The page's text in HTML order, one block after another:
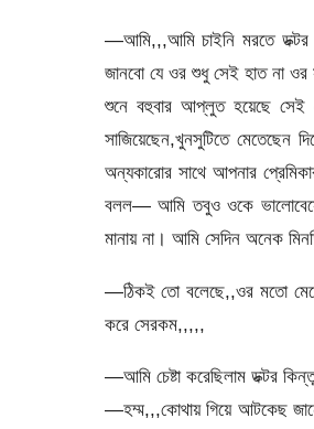
―আমি,,,আমি চাইনি মরতে
জানবো যে ওর শুধু সেই হাত না ওর
শুনে বহুবার আপ্লুত হয়েছে সেই
সাজিয়েছেন,খুনসুটিতে মেতেছেন
অন্যকারোর সাথে আপনার
বলল— আমি তবুও ওকে
মানায় না। আমি সেদিন অনেক
―ঠিকই তো বলেছে,,ওর মতো
করে সেরকম,,,,,
―আমি চেষ্টা করেছিলাম ডক্টর
―হম্ম,,,কোথায় গিয়ে আটকেছ